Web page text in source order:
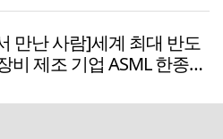
만난 사람]세계 최대 반도
비 제조 기업 ASML 한종호